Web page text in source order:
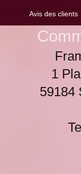
Avis des clients
1
59184